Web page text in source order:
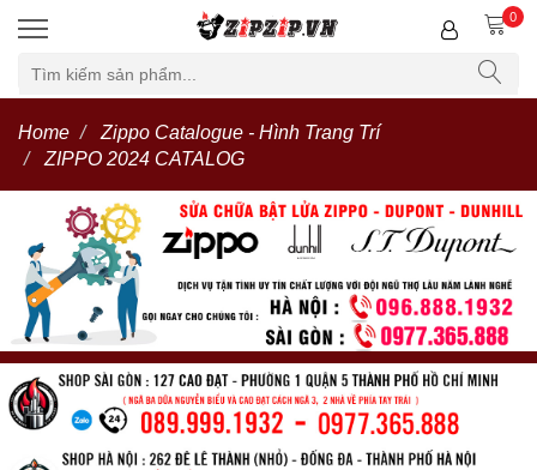
0
Home
Zippo Catalogue - Hình Trang Trí
ZIPPO 2024 CATALOG